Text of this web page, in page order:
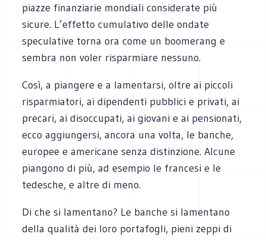
piazze finanziarie mondiali considerate più
sicure. L’effetto cumulativo delle ondate
speculative torna ora come un boomerang e
sembra non voler risparmiare nessuno.
Così, a piangere e a lamentarsi, oltre ai piccoli
risparmiatori, ai dipendenti pubblici e privati, ai
precari, ai disoccupati, ai giovani e ai pensionati,
ecco aggiungersi, ancora una volta, le banche,
europee e americane senza distinzione. Alcune
piangono di più, ad esempio le francesi e le
tedesche, e altre di meno.
Di che si lamentano? Le banche si lamentano
della qualità dei loro portafogli, pieni zeppi di